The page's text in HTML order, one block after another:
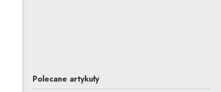
Polecane artykuły